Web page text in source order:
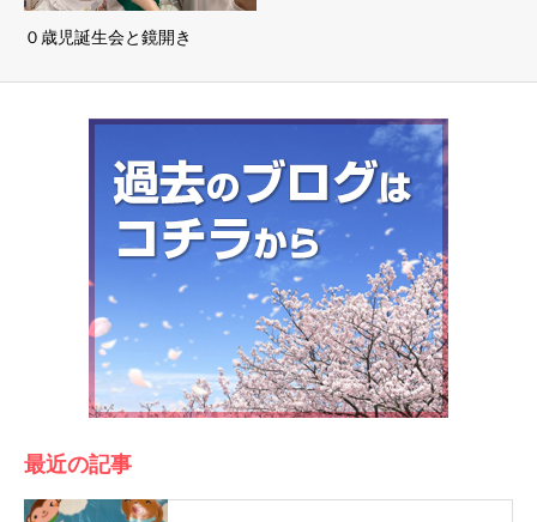
０歳児誕生会と鏡開き
最近の記事